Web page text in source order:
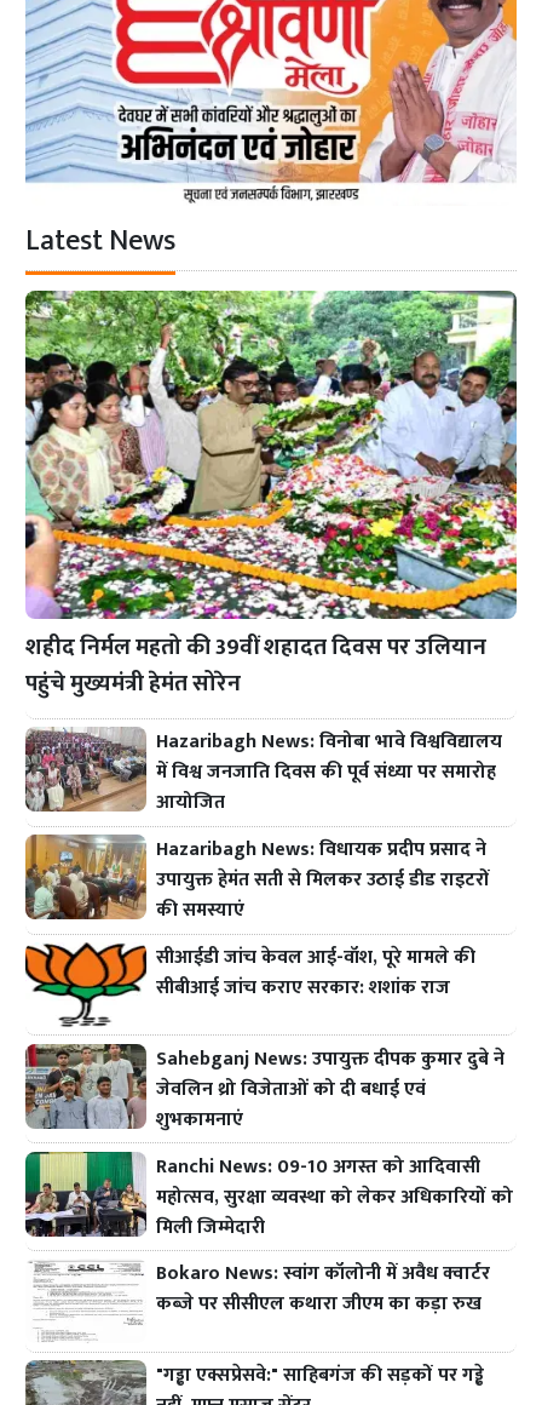
Latest News
शहीद निर्मल महतो की 39वीं शहादत दिवस पर उलियान
पहुंचे मुख्यमंत्री हेमंत सोरेन
Hazaribagh News: विनोबा भावे विश्वविद्यालय
में विश्व जनजाति दिवस की पूर्व संध्या पर समारोह
आयोजित
Hazaribagh News: विधायक प्रदीप प्रसाद ने
उपायुक्त हेमंत सती से मिलकर उठाई डीड राइटरों
की समस्याएं
सीआईडी जांच केवल आई-वॉश, पूरे मामले की
सीबीआई जांच कराए सरकार: शशांक राज
Sahebganj News: उपायुक्त दीपक कुमार दुबे ने
जेवलिन थ्रो विजेताओं को दी बधाई एवं
शुभकामनाएं
Ranchi News: 09-10 अगस्त को आदिवासी
महोत्सव, सुरक्षा व्यवस्था को लेकर अधिकारियों को
मिली जिम्मेदारी
Bokaro News: स्वांग कॉलोनी में अवैध क्वार्टर
कब्जे पर सीसीएल कथारा जीएम का कड़ा रुख
"गड्ढा एक्सप्रेसवे:" साहिबगंज की सड़कों पर गड्ढे